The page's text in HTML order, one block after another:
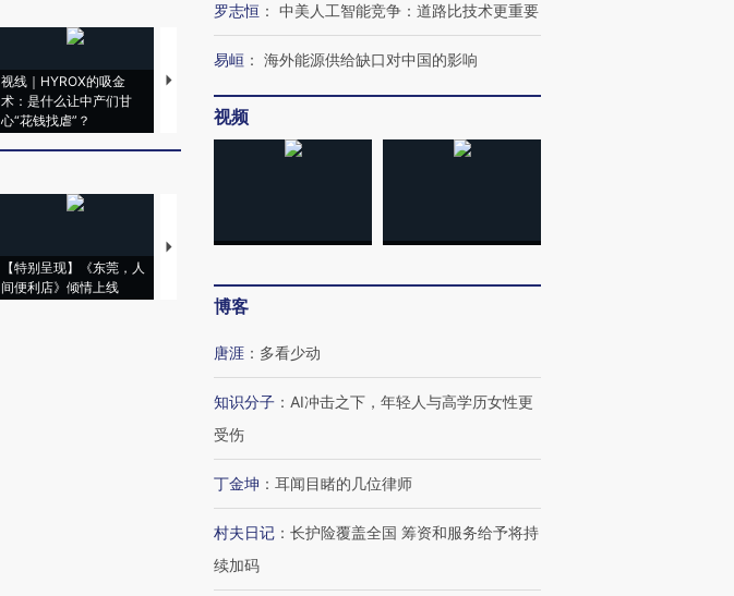
视线｜HYROX的吸金
术：是什么让中产们甘
心“花钱找虐”？
马航飞行员跨国走私7万
粒摇头丸 尿检体内含3种
度Z世代 用街头抗争将教
机”？难民潮撕裂西班牙
【特别呈现】《东莞，人
间便利店》倾情上线
【推广】走进第四届链博
有意思的生活方式·第三对
【商旅对话】华住集团
住三大增长引擎是什么？
罗志恒 ： 中美人工智能竞争：道路比技术更重要
易峘 ： 海外能源供给缺口对中国的影响
视频
博客
唐涯 ： 多看少动
知识分子 ： AI冲击之下，年轻人与高学历女性更
受伤
丁金坤 ： 耳闻目睹的几位律师
村夫日记 ： 长护险覆盖全国 筹资和服务给予将持
续加码